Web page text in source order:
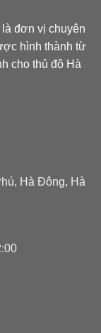
đơn vị chuyên
hình thành từ
cho thủ đô Hà
Hà Đông, Hà